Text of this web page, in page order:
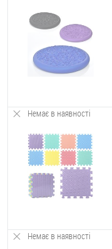
Немає в наявності
Немає в наявності